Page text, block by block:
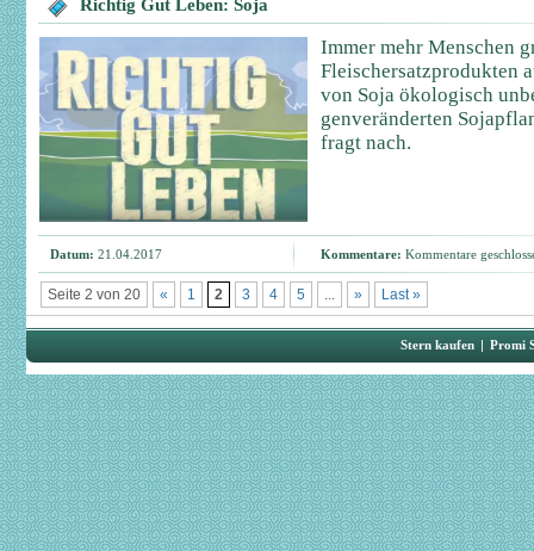
Richtig Gut Leben: Soja
Immer mehr Menschen
Fleischersatzprodukten
von Soja ökologisch
genveränderten
fragt nach.
Datum: 21.04.2017 Kommentare: Kommentare
Seite 2 von 20 « 1 2 3 4 5 ... » Last »
Stern kaufen | Promi